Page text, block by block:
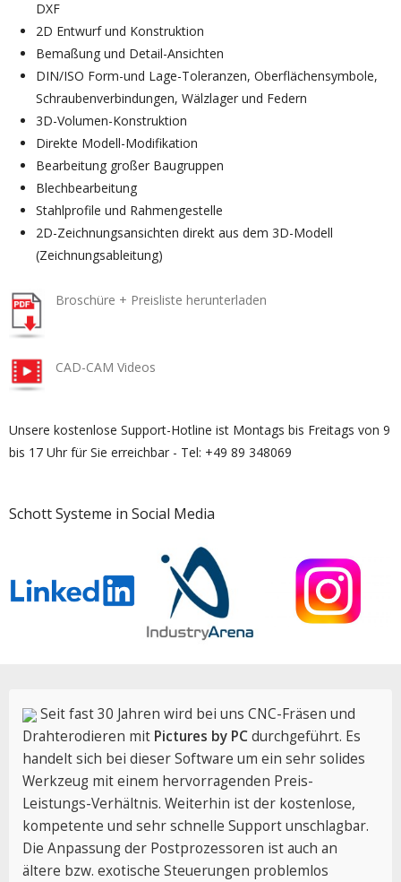
DXF
2D Entwurf und Konstruktion
Bemaßung und Detail-Ansichten
DIN/ISO Form-und Lage-Toleranzen, Oberflächensymbole,
Schraubenverbindungen, Wälzlager und Federn
3D-Volumen-Konstruktion
Direkte Modell-Modifikation
Bearbeitung großer Baugruppen
Blechbearbeitung
Stahlprofile und Rahmengestelle
2D-Zeichnungsansichten direkt aus dem 3D-Modell
(Zeichnungsableitung)
Broschüre + Preisliste herunterladen
CAD-CAM Videos
Unsere kostenlose Support-Hotline ist Montags bis Freitags von 9
bis 17 Uhr für Sie erreichbar - Tel: +49 89 348069
Schott Systeme in Social Media
Seit fast 30 Jahren wird bei uns CNC-Fräsen und
Drahterodieren mit Pictures by PCdurchgeführt. Es
handelt sich bei dieser Software um ein sehr solides
Werkzeug mit einem hervorragenden Preis-
Leistungs-Verhältnis. Weiterhin ist der kostenlose,
kompetente und sehr schnelle Support unschlagbar.
Die Anpassung der Postprozessoren ist auch an
ältere bzw. exotische Steuerungen problemlos